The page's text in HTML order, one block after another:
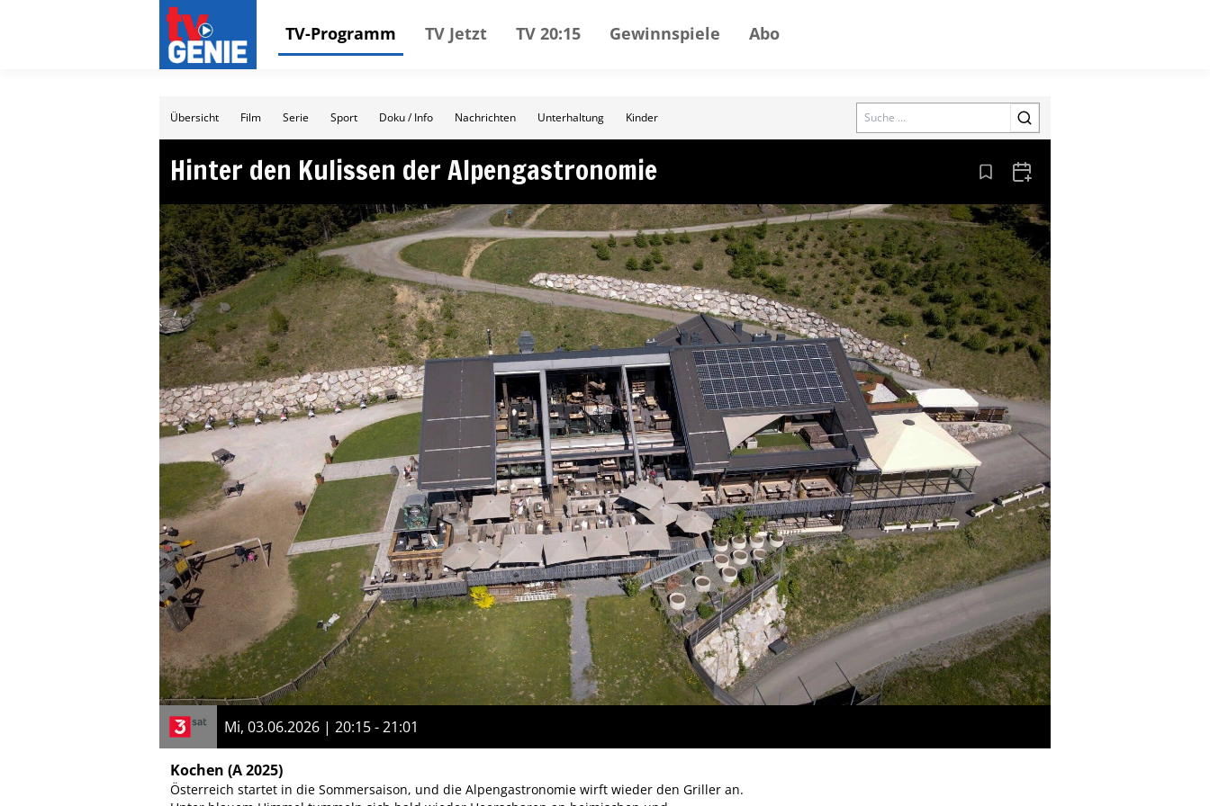
TV-Programm TV Jetzt TV 20:15 Gewinnspiele Abo
Übersicht Film Serie Sport Doku / Info Nachrichten Unterhaltung Kinder Search
Hinter den Kulissen der Alpengastronomie Aus den Lesezeichen entfernen
Zum Kalender hinzufügen
Mi, 03.06.2026 | 20:15 - 21:01
Kochen (A 2025)
Österreich startet in die Sommersaison, und die Alpengastronomie wirft wieder den Griller an.